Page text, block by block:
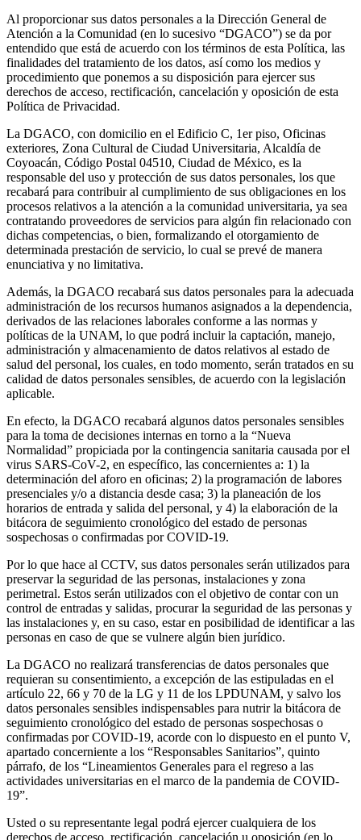
Al proporcionar sus datos personales a la Dirección General de
Atención a la Comunidad (en lo sucesivo “DGACO”) se da por
entendido que está de acuerdo con los términos de esta Política, las
finalidades del tratamiento de los datos, así como los medios y
procedimiento que ponemos a su disposición para ejercer sus
derechos de acceso, rectificación, cancelación y oposición de esta
Política de Privacidad.
La DGACO, con domicilio en el Edificio C, 1er piso, Oficinas
exteriores, Zona Cultural de Ciudad Universitaria, Alcaldía de
Coyoacán, Código Postal 04510, Ciudad de México, es la
responsable del uso y protección de sus datos personales, los que
recabará para contribuir al cumplimiento de sus obligaciones en los
procesos relativos a la atención a la comunidad universitaria, ya sea
contratando proveedores de servicios para algún fin relacionado con
dichas competencias, o bien, formalizando el otorgamiento de
determinada prestación de servicio, lo cual se prevé de manera
enunciativa y no limitativa.
Además, la DGACO recabará sus datos personales para la adecuada
administración de los recursos humanos asignados a la dependencia,
derivados de las relaciones laborales conforme a las normas y
políticas de la UNAM, lo que podrá incluir la captación, manejo,
administración y almacenamiento de datos relativos al estado de
salud del personal, los cuales, en todo momento, serán tratados en su
calidad de datos personales sensibles, de acuerdo con la legislación
aplicable.
En efecto, la DGACO recabará algunos datos personales sensibles
para la toma de decisiones internas en torno a la “Nueva
Normalidad” propiciada por la contingencia sanitaria causada por el
virus SARS-CoV-2, en específico, las concernientes a: 1) la
determinación del aforo en oficinas; 2) la programación de labores
presenciales y/o a distancia desde casa; 3) la planeación de los
horarios de entrada y salida del personal, y 4) la elaboración de la
bitácora de seguimiento cronológico del estado de personas
sospechosas o confirmadas por COVID-19.
Por lo que hace al CCTV, sus datos personales serán utilizados para
preservar la seguridad de las personas, instalaciones y zona
perimetral. Estos serán utilizados con el objetivo de contar con un
control de entradas y salidas, procurar la seguridad de las personas y
las instalaciones y, en su caso, estar en posibilidad de identificar a las
personas en caso de que se vulnere algún bien jurídico.
La DGACO no realizará transferencias de datos personales que
requieran su consentimiento, a excepción de las estipuladas en el
artículo 22, 66 y 70 de la LG y 11 de los LPDUNAM, y salvo los
datos personales sensibles indispensables para nutrir la bitácora de
seguimiento cronológico del estado de personas sospechosas o
confirmadas por COVID-19, acorde con lo dispuesto en el punto V,
apartado concerniente a los “Responsables Sanitarios”, quinto
párrafo, de los “Lineamientos Generales para el regreso a las
actividades universitarias en el marco de la pandemia de COVID-
19”.
Usted o su representante legal podrá ejercer cualquiera de los